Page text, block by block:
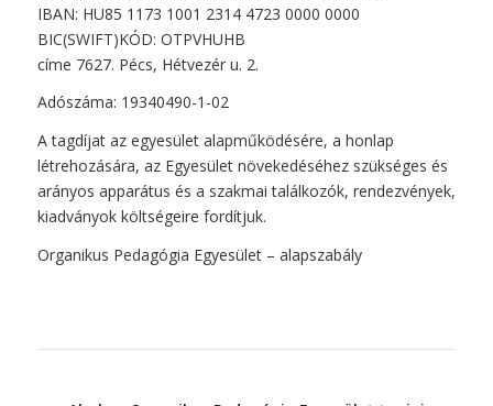
IBAN: HU85 1173 1001 2314 4723 0000 0000
BIC(SWIFT)KÓD: OTPVHUHB
címe 7627. Pécs, Hétvezér u. 2.
Adószáma: 19340490-1-02
A tagdíjat az egyesület alapműködésére, a honlap
létrehozására, az Egyesület növekedéséhez szükséges és
arányos apparátus és a szakmai találkozók, rendezvények,
kiadványok költségeire fordítjuk.
Organikus Pedagógia Egyesület – alapszabály